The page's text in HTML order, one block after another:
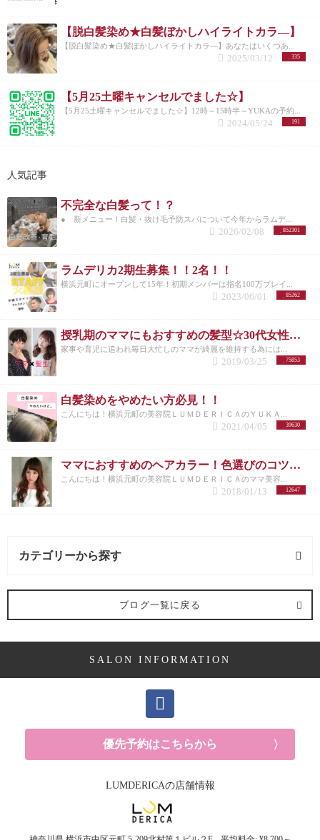
【脱白髪染め★白髪ぼかしハイライトカラ―】
【脱白髪染め★白髪ぼかしハイライトカラ―】あなたはいくつあ...
335
2025/03/12
【5月25土曜キャンセルでました☆】
【5月25土曜キャンセルでました☆】12時～15時半～YUKAの予約...
191
2024/05/24
人気記事
不完全な白髪って！？
● 新メニュー！白髪・抜け毛予防スパについて今年からラムデ...
852301
2026/02/08
ラムデリカ2期生募集！！2名！！
横浜元町にオープンして15年！初期メンバーは指名100万プレイ...
85262
2023/06/01
授乳期のママにもおすすめの髪型☆30代女性を若く見せるスタイル特集☆
家事や育児に追われ毎日大忙しのママが綺麗を維持する為には...
75853
2019/03/25
白髪染めをやめたい方必見！！
こんにちは！横浜元町の美容院ＬＵＭＤＥＲＩＣＡのＹＵＫＡ...
39630
2021/04/05
ママにおすすめのヘアカラー！色選びのコツ＆きれいを保つ『潤ツヤアンチエイジングカラー』
こんにちは！横浜元町の美容院ＬＵＭＤＥＲＩＣＡのママ美容...
12647
2018/01/13
カテゴリーから探す
求人 (2記事)
ママ向け (10記事)
ブログ一覧に戻る
SALON INFORMATION
優先予約はこちらから
LUMDERICAの店舗情報